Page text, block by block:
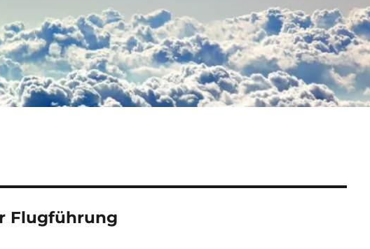
Flugführung